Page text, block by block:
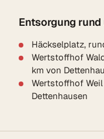
Entsorgung
Häckselplatz,
Wertstoffhof
km von
Wertstoffhof
Dettenhausen